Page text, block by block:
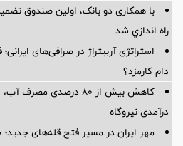
با همکاری دو بانک، اولین صندوق
راه اندازي شد
استراتژی آربیتراژ در صرافی‌های
دام کارمزد؟
کاهش بیش از ۸۰ درصدی
درآمدی نیروگاه